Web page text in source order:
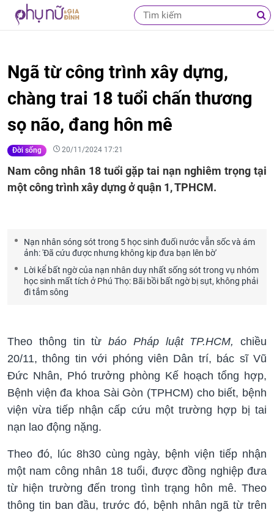
Ngã từ công trình xây dựng,
chàng trai 18 tuổi chấn thương
sọ não, đang hôn mê
Đời sống 20/11/2024 17:21
Nam công nhân 18 tuổi gặp tai nạn nghiêm trọng tại
một công trình xây dựng ở quận 1, TPHCM.
Nạn nhân sóng sót trong 5 học sinh đuối nước vẫn sốc và ám
ảnh: 'Đã cứu được nhưng không kịp đưa bạn lên bờ'
Lời kể bất ngờ của nạn nhân duy nhất sống sót trong vụ nhóm
học sinh mất tích ở Phú Thọ: Bãi bồi bất ngờ bị sụt, không phải
đi tắm sông
Theo thông tin từ báo Pháp luật TP.HCM,
chiều
20/11, thông tin với phóng viên Dân trí, bác sĩ Vũ
Đức Nhân, Phó trưởng phòng Kế hoạch tổng hợp,
Bệnh viện đa khoa Sài Gòn (TPHCM) cho biết, bệnh
viện vừa tiếp nhận cấp cứu một trường hợp bị tai
nạn lao động nặng.
Theo đó, lúc 8h30 cùng ngày, bệnh viện tiếp nhận
một nam công nhân 18 tuổi, được đồng nghiệp đưa
từ hiện trường đến trong tình trạng hôn mê. Theo
thông tin ban đầu, trước đó, bệnh nhân ngã từ trên